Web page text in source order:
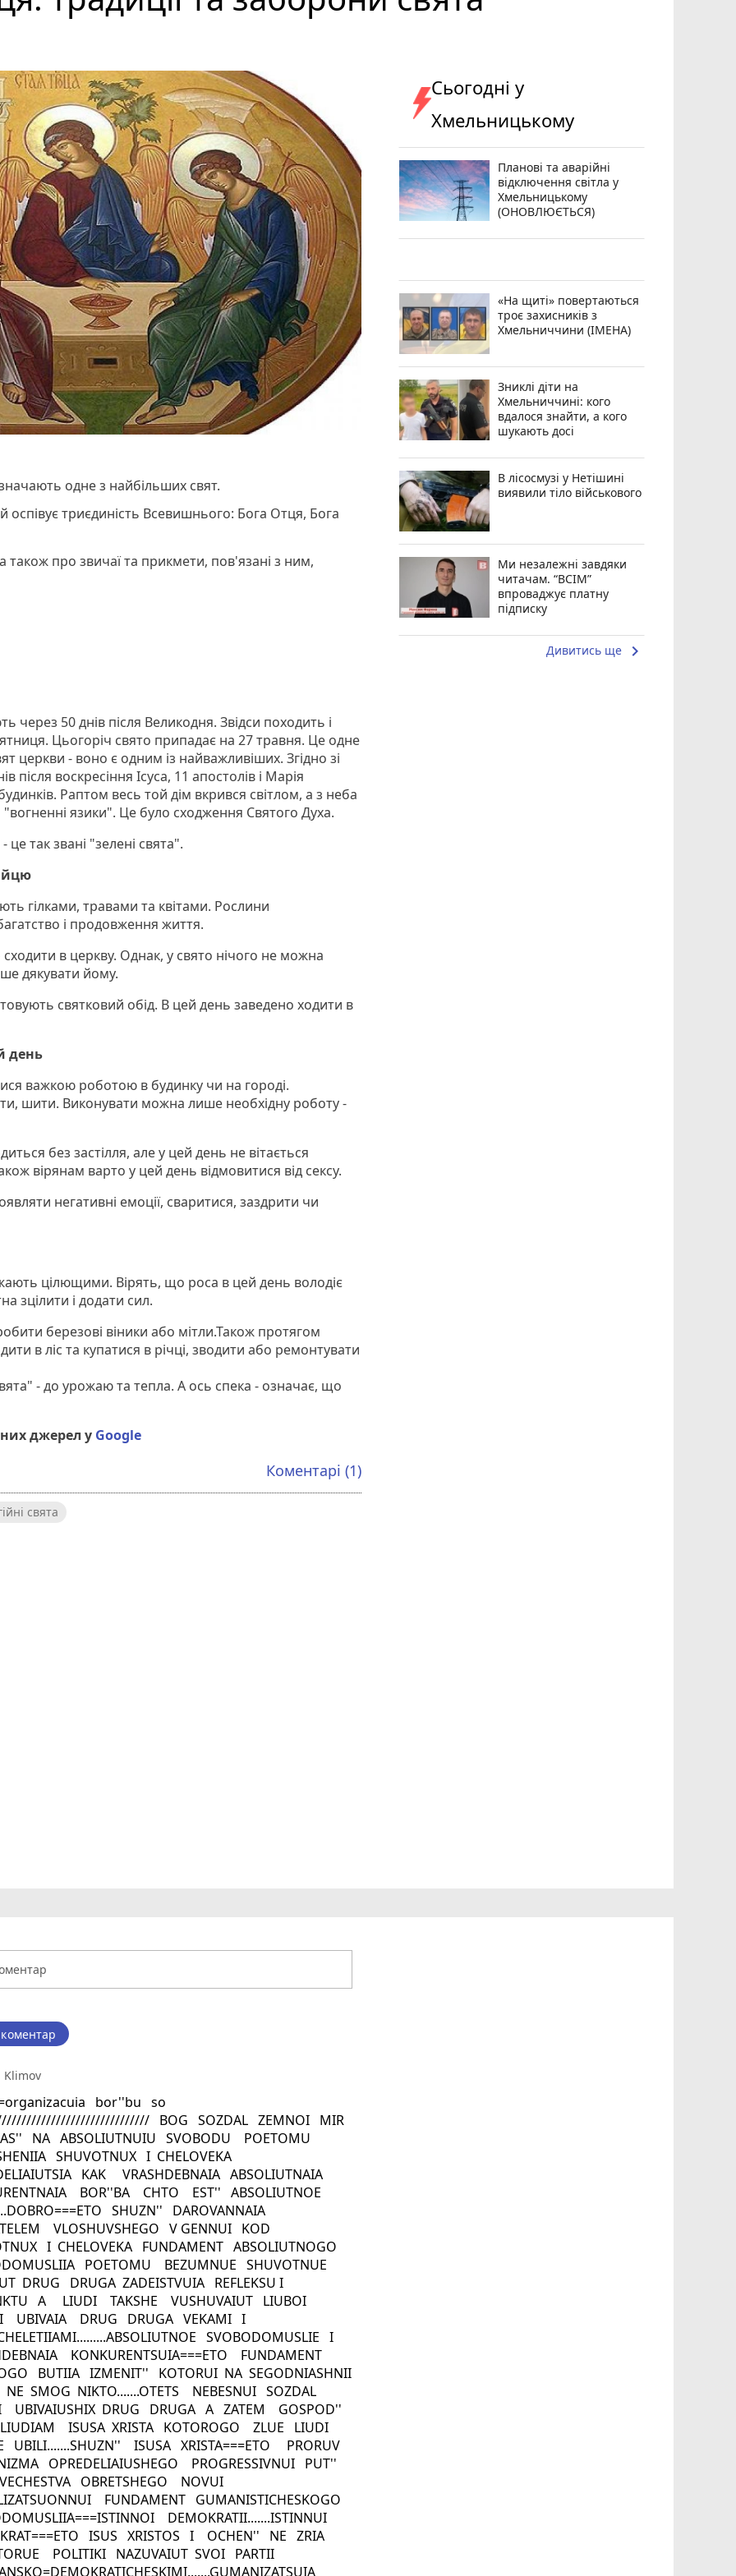
одне з найбільших свят.
оспівує триєдиність Всевишнього: Бога Отця, Бога
також про звичаї та прикмети, пов'язані з ним,
через 50 днів після Великодня. Звідси походить і
Цьогоріч свято припадає на 27 травня. Це одне
церкви - воно є одним із найважливіших. Згідно зі
після воскресіння Ісуса, 11 апостолів і Марія
Раптом весь той дім вкрився світлом, а з неба
"вогненні язики". Це було сходження Святого Духа.
це так звані "зелені свята".
гілками, травами та квітами. Рослини
і продовження життя.
в церкву. Однак, у свято нічого не можна
дякувати йому.
святковий обід. В цей день заведено ходити в
день
важкою роботою в будинку чи на городі.
шити. Виконувати можна лише необхідну роботу -
без застілля, але у цей день не вітається
вірянам варто у цей день відмовитися від сексу.
негативні емоції, сваритися, заздрити чи
цілющими. Вірять, що роса в цей день володіє
зцілити і додати сил.
березові віники або мітли.Також протягом
в ліс та купатися в річці, зводити або ремонтувати
- до урожаю та тепла. А ось спека - означає, що
джерел у Google
Коментарі (1)
свята
Сьогодні у
Хмельницькому
Планові та аварійні
відключення світла у
Хмельницькому
(ОНОВЛЮЄТЬСЯ)
«На щиті» повертаються
троє захисників з
Хмельниччини (ІМЕНА)
Зниклі діти на
Хмельниччині: кого
вдалося знайти, а кого
шукають досі
В лісосмузі у Нетішині
виявили тіло військового
Ми незалежні завдяки
читачам. “ВСІМ”
впроваджує платну
підписку
Дивитись ще keyboard_arrow_right
bor''bu so
BOG SOZDAL ZEMNOI MIR
NA ABSOLIUTNUIU SVOBODU POETOMU
SHUVOTNUX I CHELOVEKA
KAK VRASHDEBNAIA ABSOLIUTNAIA
BOR''BA CHTO EST'' ABSOLIUTNOE
SHUZN'' DAROVANNAIA
VLOSHUVSHEGO V GENNUI KOD
I CHELOVEKA FUNDAMENT ABSOLIUTNOGO
POETOMU BEZUMNUE SHUVOTNUE
DRUG DRUGA ZADEISTVUIA REFLEKSU I
A LIUDI TAKSHE VUSHUVAIUT LIUBOI
UBIVAIA DRUG DRUGA VEKAMI I
SVOBODOMUSLIE I
KONKURENTSUIA===ETO FUNDAMENT
BUTIIA IZMENIT'' KOTORUI NA SEGODNIASHNII
SMOG NIKTO.......OTETS NEBESNUI SOZDAL
UBIVAIUSHIX DRUG DRUGA A ZATEM GOSPOD''
ISUSA XRISTA KOTOROGO ZLUE LIUDI
UBILI.......SHUZN'' ISUSA XRISTA===ETO PRORUV
OPREDELIAIUSHEGO PROGRESSIVNUI PUT''
OBRETSHEGO NOVUI
FUNDAMENT GUMANISTICHESKOGO
DEMOKRATII.......ISTINNUI
ISUS XRISTOS I OCHEN'' NE ZRIA
POLITIKI NAZUVAIUT SVOI PARTII